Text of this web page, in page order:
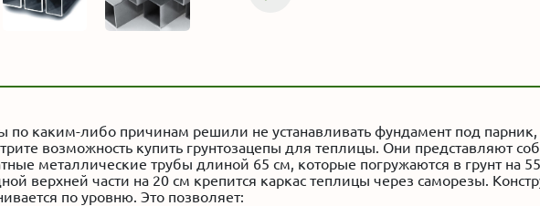
по каким-либо причинам решили не устанавливать фундамент под парник,
возможность купить грунтозацепы для теплицы. Они представляют
металлические трубы длиной 65 см, которые погружаются в грунт на
верхней части на 20 см крепится каркас теплицы через саморезы.
по уровню. Это позволяет: